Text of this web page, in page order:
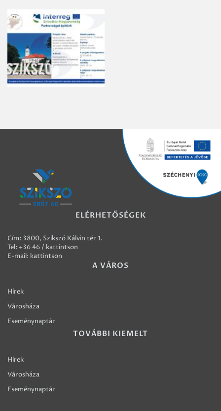
ELÉRHETŐSÉGEK
Cím: 3800, Szikszó Kálvin tér 1.
Tel: +36 46 / kattintson
E-mail: kattintson
A VÁROS
Hírek
Városháza
Eseménynaptár
TOVÁBBI KIEMELT
Hírek
Városháza
Eseménynaptár